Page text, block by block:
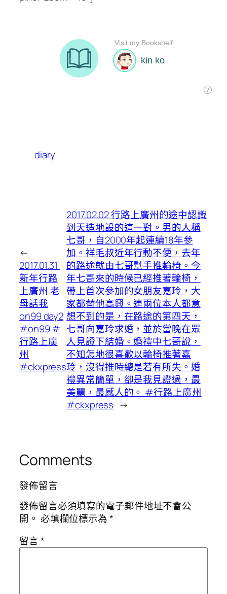
diary
←
2017.01.31 ️
新年行路
上廣州 老
母話我
on99 day2
#on99 #
行路上廣
州
#ckxpress
2017.02.02 行路上廣州的途中認識
到天造地設的這一對。男的人稱
七哥，自2000年起連續18年參
加。祥毛叔近年行動不便，去年
的路途就由七哥幫手推輪椅。今
年七哥來的時候已經推著輪椅，
帶上首次參加的女朋友嘉玲，大
家都替他高興。連兩位本人都意
想不到的是，在路途的第四天，
七哥向嘉玲求婚，並於當晚在眾
人見證下結婚。婚禮中七哥說，
不知怎地很喜歡以輪椅推著嘉
玲，沒得推時總是若有所失。婚
禮異常簡單，卻是我見證過，最
美麗，最感人的。 #行路上廣州
#ckxpress →
Comments
發佈留言
發佈留言必須填寫的電子郵件地址不會公
開。 必填欄位標示為*
留言*